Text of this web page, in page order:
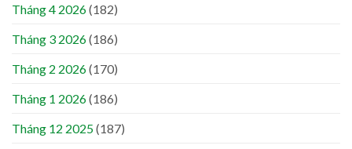
Tháng 4 2026(182)
Tháng 3 2026(186)
Tháng 2 2026(170)
Tháng 1 2026(186)
Tháng 12 2025(187)